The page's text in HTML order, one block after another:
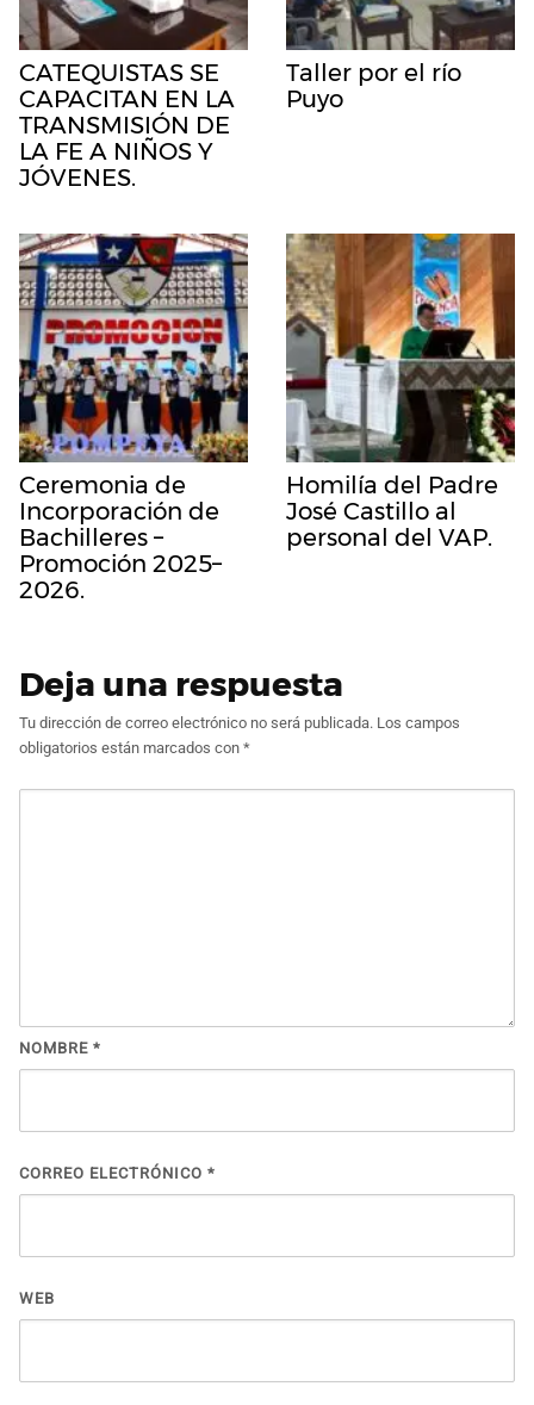
CATEQUISTAS SE
CAPACITAN EN LA
TRANSMISIÓN DE
LA FE A NIÑOS Y
JÓVENES.
Taller por el río
Puyo
Ceremonia de
Incorporación de
Bachilleres –
Promoción 2025–
2026.
Homilía del Padre
José Castillo al
personal del VAP.
Deja una respuesta
Tu dirección de correo electrónico no será publicada. Los campos
obligatorios están marcados con *
NOMBRE *
CORREO ELECTRÓNICO *
WEB